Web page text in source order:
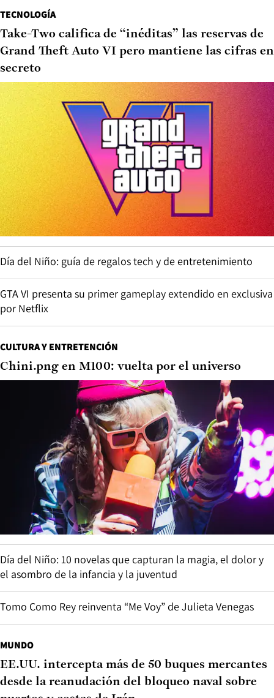
TECNOLOGÍA
Take-Two califica de “inéditas” las reservas de
Grand Theft Auto VI pero mantiene las cifras en
secreto
Día del Niño: guía de regalos tech y de entretenimiento
GTA VI presenta su primer gameplay extendido en exclusiva
por Netflix
CULTURA Y ENTRETENCIÓN
Chini.png en M100: vuelta por el universo
Día del Niño: 10 novelas que capturan la magia, el dolor y
el asombro de la infancia y la juventud
Tomo Como Rey reinventa “Me Voy” de Julieta Venegas
MUNDO
EE.UU. intercepta más de 50 buques mercantes
desde la reanudación del bloqueo naval sobre